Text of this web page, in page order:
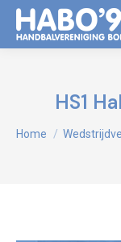
HS1
Je bent hier:
Home